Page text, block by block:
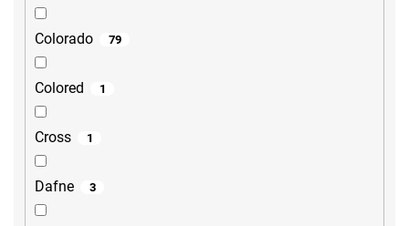
Colorado 79
Colored 1
Cross 1
Dafne 3